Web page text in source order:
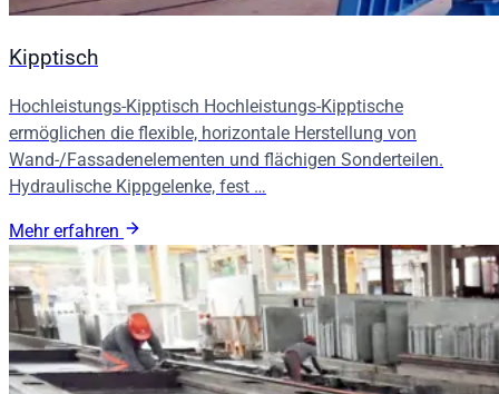
Kipptisch
Hochleistungs-Kipptisch Hochleistungs-Kipptische
ermöglichen die flexible, horizontale Herstellung von
Wand-/Fassadenelementen und flächigen Sonderteilen.
Hydraulische Kippgelenke, fest …
Mehr erfahren